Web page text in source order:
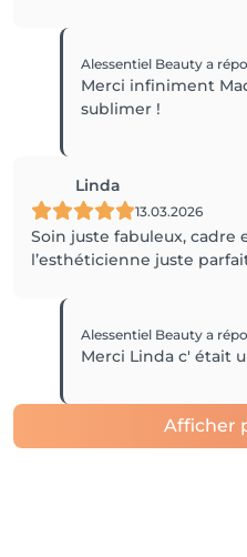
Alessentiel Beautya
Merci infiniment
sublimer !
Linda
13.03.2026
Soin juste fabuleux, cadre
l’esthéticienne juste
Alessentiel Beautya
Merci Linda c' était
Afficher